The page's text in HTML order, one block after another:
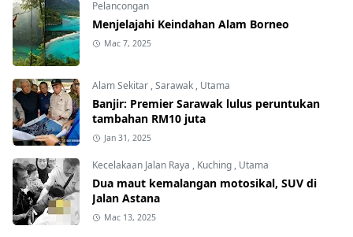
Pelancongan
Menjelajahi Keindahan Alam Borneo
Mac 7, 2025
Alam Sekitar ,Sarawak , Utama
Banjir: Premier Sarawak lulus peruntukan
tambahan RM10 juta
Jan 31, 2025
Kecelakaan Jalan Raya , Kuching , Utama
Dua maut kemalangan motosikal, SUV di
Jalan Astana
Mac 13, 2025